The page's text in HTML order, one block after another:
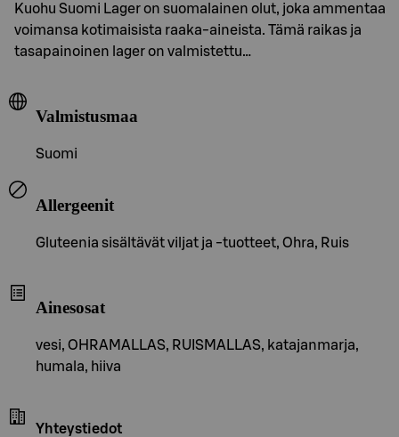
Kuohu Suomi Lager on suomalainen olut, joka ammentaa
voimansa kotimaisista raaka-aineista. Tämä raikas ja
tasapainoinen lager on valmistettu…
Valmistusmaa
Suomi
Allergeenit
Gluteenia sisältävät viljat ja -tuotteet, Ohra, Ruis
Ainesosat
vesi, OHRAMALLAS, RUISMALLAS, katajanmarja,
humala, hiiva
Yhteystiedot